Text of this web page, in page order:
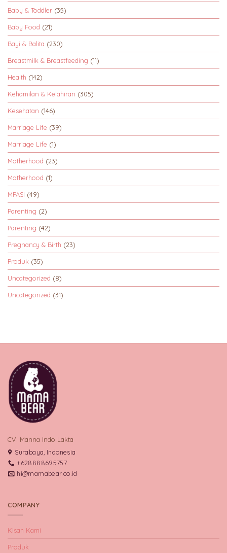
Baby & Toddler (35)
Baby Food (21)
Bayi & Balita (230)
Breastmilk & Breastfeeding (11)
Health (142)
Kehamilan & Kelahiran (305)
Kesehatan (146)
Marriage Life (39)
Marriage Life (1)
Motherhood (23)
Motherhood (1)
MPASI (49)
Parenting (2)
Parenting (42)
Pregnancy & Birth (23)
Produk (35)
Uncategorized (8)
Uncategorized (31)
CV. Manna Indo Lakta
Surabaya, Indonesia
+628888695757
hi@mamabear.co.id
COMPANY
Kisah Kami
Produk